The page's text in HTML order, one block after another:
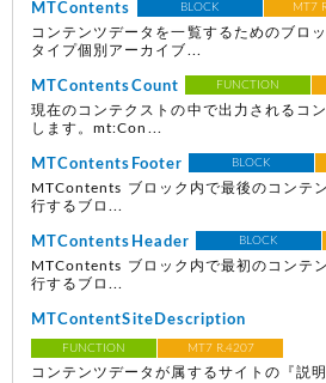
MTContents BLOCK MT7
コンテンツデータを一覧するためのブロ
タイプ個別アーカイブ...
MTContentsCount FUNCTION
現在のコンテクストの中で出力されるコ
します。mt:Con...
MTContentsFooter BLOCK
MTContents ブロック内で最後のコンテ
行するブロ...
MTContentsHeader BLOCK
MTContents ブロック内で最初のコンテ
行するブロ...
MTContentSiteDescription
FUNCTION MT7 R.4207
コンテンツデータが属するサイトの『説